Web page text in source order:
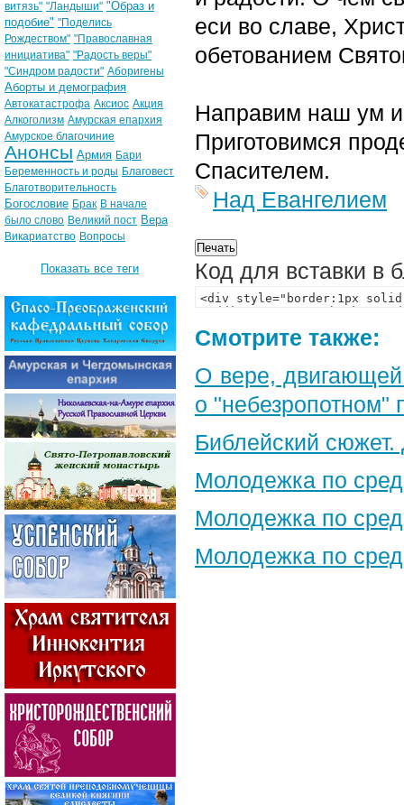
еси во славе,
обетованием
Направим наш ум
Приготовимся
Спасителем.
Над Евангелием
Код для вставки в
Смотрите также:
О вере, двигающей
о "небезропотном"
Библейский
Молодежка по
Молодежка по
Молодежка по
витязь" "Ландыши" "Образ и
подобие" "Поделись
Рождеством" "Православная
инициатива" "Радость веры"
"Синдром радости" Аборигены
Аборты и демография
Автокатастрофа Аксиос Акция
Алкоголизм Амурская епархия
Амурское благочиние
Анонсы Армия Бари
Беременность и роды Благовест
Благотворительность
Богословие Брак В начале
было слово Великий пост Вера
Викариатство Вопросы
Показать все теги